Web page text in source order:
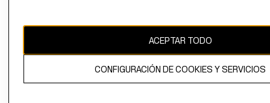
El contenido de esta página web está protegido por copyright y es
propiedad de H&M Hennes & Mauritz AB.
ACEPTAR TODO
CONFIGURACIÓN DE COOKIES Y SERVICIOS